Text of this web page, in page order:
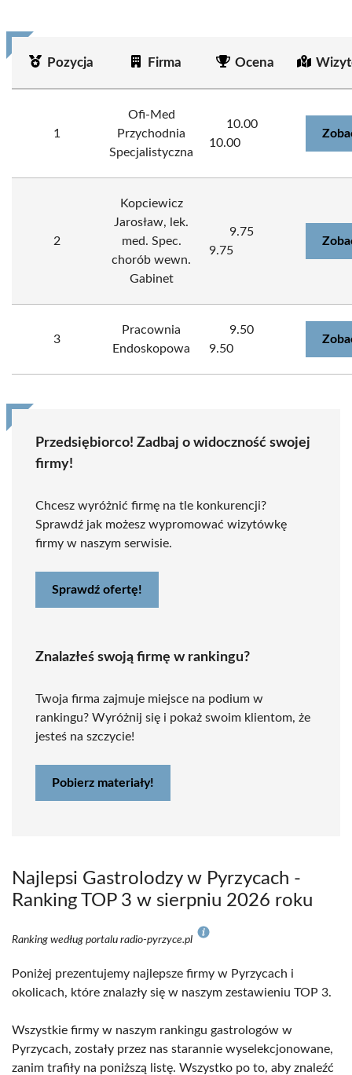
Pozycja Firma Ocena
1
Ofi-Med
Przychodnia
Specjalistyczna
10.00
10.00
2
Kopciewicz
Jarosław, lek.
med. Spec.
chorób wewn.
Gabinet
9.75
9.75
3
Pracownia
Endoskopowa
9.50
9.50
Przedsiębiorco! Zadbaj o widoczność swojej
firmy!
Chcesz wyróżnić firmę na tle konkurencji?
Sprawdź jak możesz wypromować wizytówkę
firmy w naszym serwisie.
Sprawdź ofertę!
Znalazłeś swoją firmę w rankingu?
Twoja firma zajmuje miejsce na podium w
rankingu? Wyróżnij się i pokaż swoim klientom, że
jesteś na szczycie!
Pobierz materiały!
Najlepsi Gastrolodzy w Pyrzycach -
Ranking TOP 3 w sierpniu 2026 roku
Ranking według portalu radio-pyrzyce.pl
Poniżej prezentujemy najlepsze firmy w Pyrzycach i
okolicach, które znalazły się w naszym zestawieniu TOP 3.
Wszystkie firmy w naszym rankingu gastrologów w
Pyrzycach, zostały przez nas starannie wyselekcjonowane,
zanim trafiły na poniższą listę. Wszystko po to, aby znaleźć